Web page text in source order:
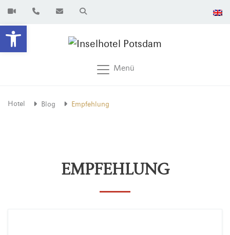
Werkzeugleiste öffnen
Menü
Hotel Blog Empfehlung
EMPFEHLUNG